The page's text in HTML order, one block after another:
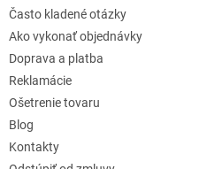
Často kladené otázky
Ako vykonať objednávky
Doprava a platba
Reklamácie
Ošetrenie tovaru
Blog
Kontakty